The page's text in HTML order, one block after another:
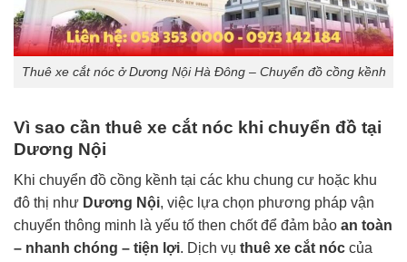
Thuê xe cắt nóc ở Dương Nội Hà Đông – Chuyển đồ cồng kềnh
Vì sao cần thuê xe cắt nóc khi chuyển đồ tại
Dương Nội
Khi chuyển đồ cồng kềnh tại các khu chung cư hoặc khu
đô thị như Dương Nội, việc lựa chọn phương pháp vận
chuyển thông minh là yếu tố then chốt để đảm bảo an toàn
– nhanh chóng – tiện lợi. Dịch vụ thuê xe cắt nóc của